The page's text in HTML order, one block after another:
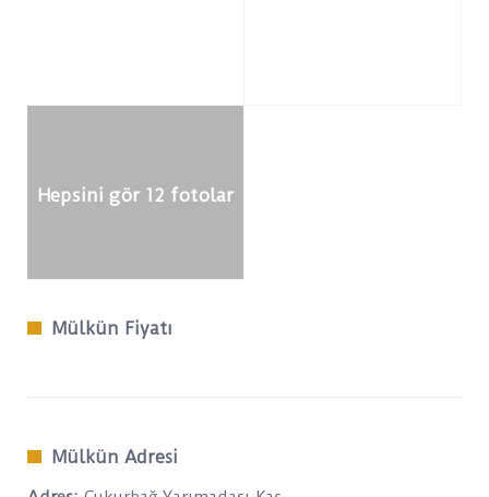
Hepsini gör 12 fotolar
Mülkün Fiyatı
Mülkün Adresi